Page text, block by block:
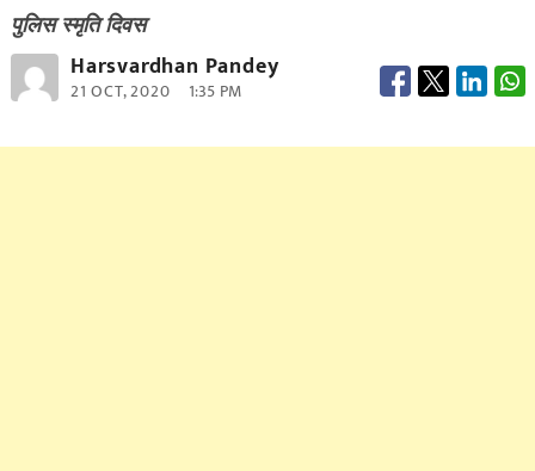
पुलिस स्मृति दिवस
Harsvardhan Pandey
21 OCT, 2020 1:35 PM